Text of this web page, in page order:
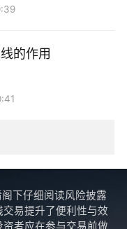
的作用
下仔细阅读风险披露
易提升了便利性与效
者应在参与交易前做